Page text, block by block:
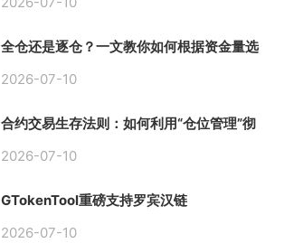
全仓还是逐仓？一文教你如何根据资金量选
2026-07-10
合约交易生存法则：如何利用“仓位管理”彻
2026-07-10
GTokenTool重磅支持罗宾汉链
2026-07-10